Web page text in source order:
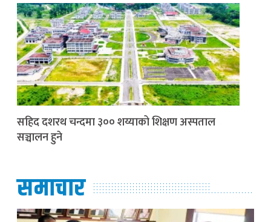
सहिद दशरथ चन्दमा ३०० शय्याको शिक्षण अस्पताल
सञ्चालन हुने
समाचार